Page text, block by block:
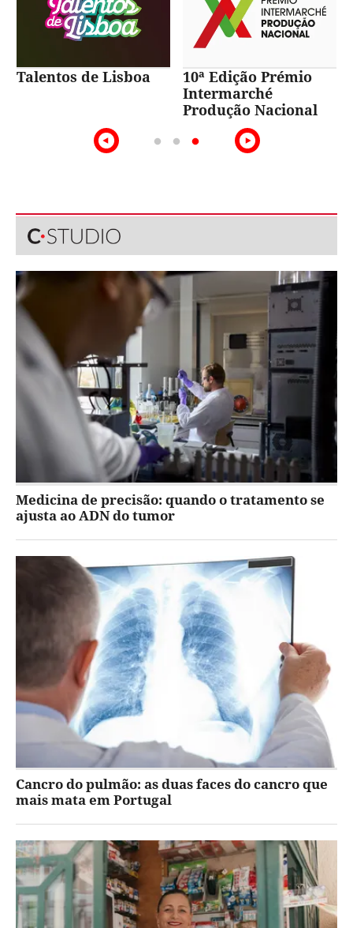
Talentos de Lisboa
10ª Edição Prémio
Intermarché
Produção Nacional
Medicina de precisão: quando o tratamento se
ajusta ao ADN do tumor
Cancro do pulmão: as duas faces do cancro que
mais mata em Portugal